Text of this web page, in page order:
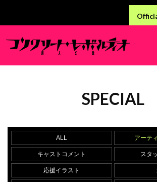
SPECIAL
ALL アーテ
キャストコメント スタ
応援イラスト